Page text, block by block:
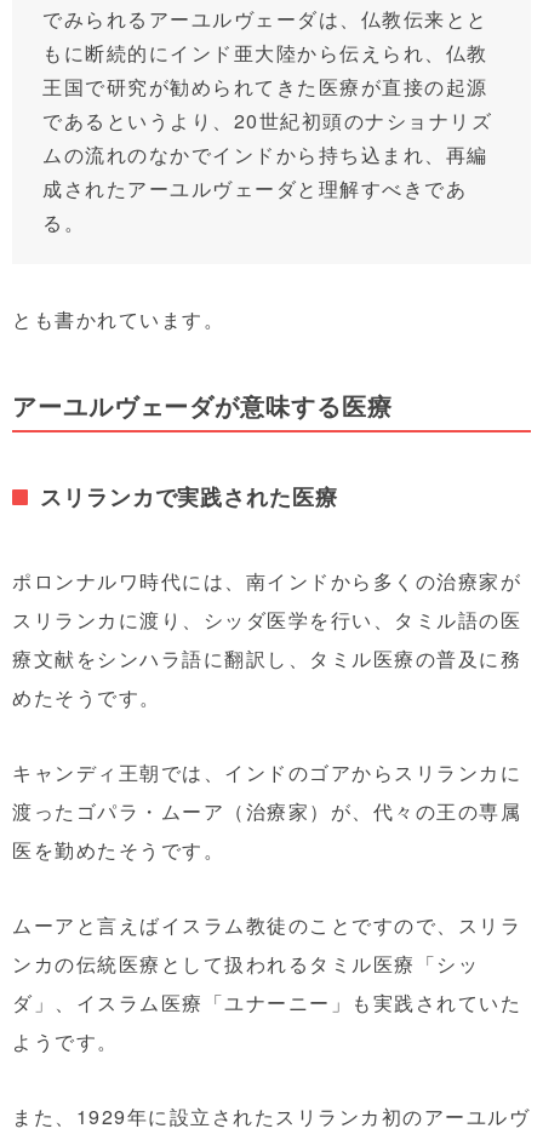
でみられるアーユルヴェーダは、仏教伝来とと
もに断続的にインド亜大陸から伝えられ、仏教
王国で研究が勧められてきた医療が直接の起源
であるというより、20世紀初頭のナショナリズ
ムの流れのなかでインドから持ち込まれ、再編
成されたアーユルヴェーダと理解すべきであ
る。
とも書かれています。
アーユルヴェーダが意味する医療
スリランカで実践された医療
ポロンナルワ時代には、南インドから多くの治療家が
スリランカに渡り、シッダ医学を行い、タミル語の医
療文献をシンハラ語に翻訳し、タミル医療の普及に務
めたそうです。
キャンディ王朝では、インドのゴアからスリランカに
渡ったゴパラ・ムーア（治療家）が、代々の王の専属
医を勤めたそうです。
ムーアと言えばイスラム教徒のことですので、スリラ
ンカの伝統医療として扱われるタミル医療「シッ
ダ」、イスラム医療「ユナーニー」も実践されていた
ようです。
また、1929年に設立されたスリランカ初のアーユルヴ